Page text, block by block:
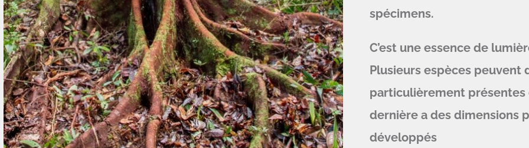
spécimens.
C’est une essence de
Plusieurs espèces peuvent
particulièrement présentes
dernière a des dimensions
développés